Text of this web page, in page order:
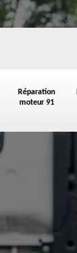
Réparation
moteur 91